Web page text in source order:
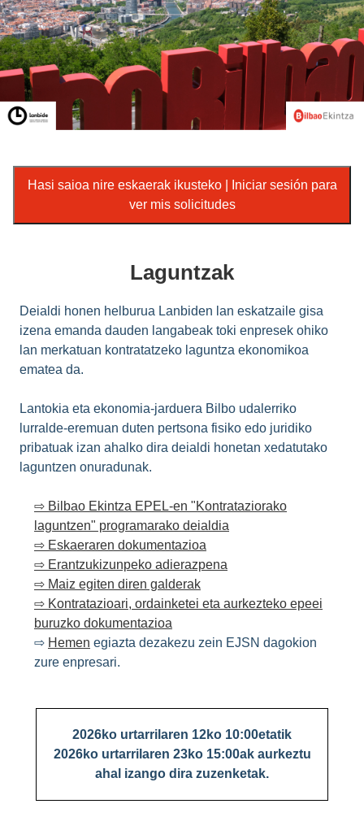
Hasi saioa nire eskaerak ikusteko | Iniciar sesión para
ver mis solicitudes
Laguntzak
Deialdi honen helburua Lanbiden lan eskatzaile gisa
izena emanda dauden langabeak toki enpresek ohiko
lan merkatuan kontratatzeko laguntza ekonomikoa
ematea da.
Lantokia eta ekonomia-jarduera Bilbo udalerriko
lurralde-eremuan duten pertsona fisiko edo juridiko
pribatuak izan ahalko dira deialdi honetan xedatutako
laguntzen onuradunak.
⇨ Bilbao Ekintza EPEL-en "Kontrataziorako
laguntzen" programarako deialdia
⇨ Eskaeraren dokumentazioa
⇨ Erantzukizunpeko adierazpena
⇨ Maiz egiten diren galderak
⇨ Kontratazioari, ordainketei eta aurkezteko epeei
buruzko dokumentazioa
⇨ Hemen egiazta dezakezu zein EJSN dagokion
zure enpresari.
2026ko urtarrilaren 12ko 10:00etatik
2026ko urtarrilaren 23ko 15:00ak aurkeztu
ahal izango dira zuzenketak.